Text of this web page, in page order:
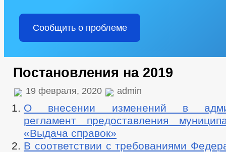
Сообщить о проблеме
Постановления на 2019
19 февраля, 2020 admin
О внесении изменений в
регламент предоставления
«Выдача справок»
В соответствии с требованиями